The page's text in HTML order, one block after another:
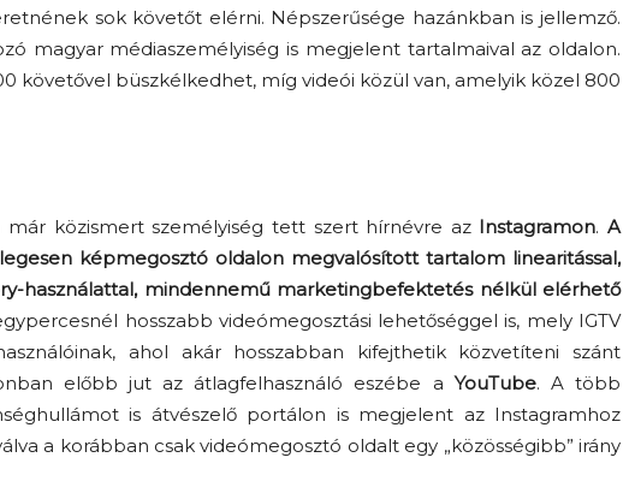
sok követőt elérni. Népszerűsége hazánkban is jellemző.
magyar médiaszemélyiség is megjelent tartalmaival az oldalon.
követővel büszkélkedhet, míg videói közül van, amelyik közel 800
már közismert személyiség tett szert hírnévre az Instagramon.A
képmegosztó oldalon megvalósított tartalom linearitással,
használattal, mindennemű marketingbefektetés nélkül elérhető
hosszabb videómegosztási lehetőséggel is, mely IGTV
ahol akár hosszabban kifejthetik közvetíteni szánt
előbb jut az átlagfelhasználó eszébe aYouTube. A több
is átvészelő portálon is megjelent az Instagramhoz
a korábban csak videómegosztó oldalt egy „közösségibb” irány